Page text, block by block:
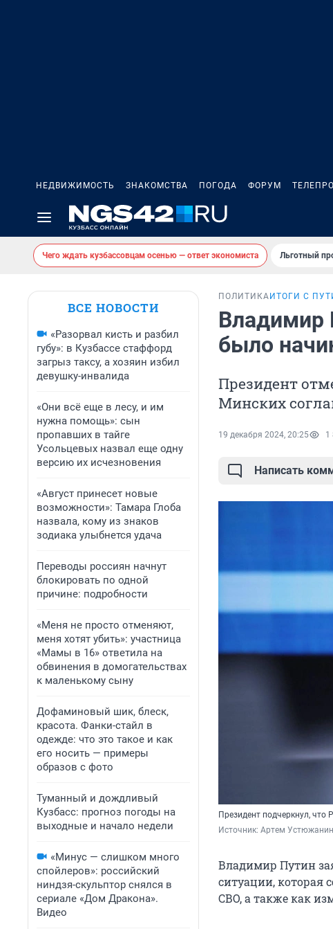
НЕДВИЖИМОСТЬ ЗНАКОМСТВА ПОГОДА ФОРУМ
Чего ждать кузбассовцам осенью — ответ экономиста Льготный
ВСЕ НОВОСТИ
«Разорвал кисть и разбил
губу»: в Кузбассе стаффорд
загрыз таксу, а хозяин избил
девушку-инвалида
«Они всё еще в лесу, и им
нужна помощь»: сын
пропавших в тайге
Усольцевых назвал еще одну
версию их исчезновения
«Август принесет новые
возможности»: Тамара Глоба
назвала, кому из знаков
зодиака улыбнется удача
Переводы россиян начнут
блокировать по одной
причине: подробности
«Меня не просто отменяют,
меня хотят убить»: участница
«Мамы в 16» ответила на
обвинения в домогательствах
к маленькому сыну
Дофаминовый шик, блеск,
красота. Фанки-стайл в
одежде: что это такое и как
его носить — примеры
образов с фото
Туманный и дождливый
Кузбасс: прогноз погоды на
выходные и начало недели
«Минус — слишком много
спойлеров»: российский
ниндзя-скульптор снялся в
сериале «Дом Дракона».
Видео
ПОЛИТИКА ИТОГИ С
Владимир
было
Президент
Минских
19 декабря 2024, 20:25 1
Написать
Президент подчеркнул,
Источник: Артем Устюжанин
Владимир Путин
ситуации, которая
СВО, а также как